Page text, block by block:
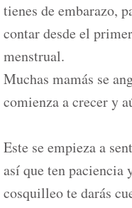
tienes de embarazo,
contar desde el
menstrual.
Muchas mamás se
comienza a crecer y
Este se empieza a
así que ten paciencia
cosquilleo te darás